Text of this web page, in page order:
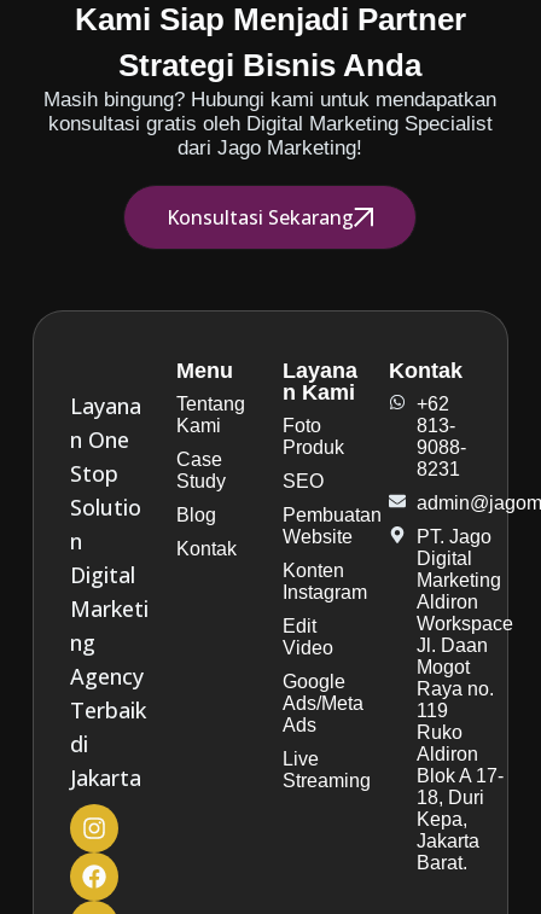
Kami Siap Menjadi Partner
Strategi Bisnis Anda
Masih bingung? Hubungi kami untuk mendapatkan
konsultasi gratis oleh Digital Marketing Specialist
dari Jago Marketing!
Konsultasi Sekarang
Layana
n One
Stop
Solutio
n
Digital
Marketi
ng
Agency
Terbaik
di
Jakarta
Menu
Tentang
Kami
Case
Study
Blog
Kontak
Layana
n Kami
Foto
Produk
SEO
Pembuatan
Website
Konten
Instagram
Edit
Video
Google
Ads/Meta
Ads
Live
Streaming
Kontak
+62
813-
9088-
8231
PT. Jago
Digital
Marketing
Aldiron
Workspace
Jl. Daan
Mogot
Raya no.
119
Ruko
Aldiron
Blok A 17-
18, Duri
Kepa,
Jakarta
Barat.